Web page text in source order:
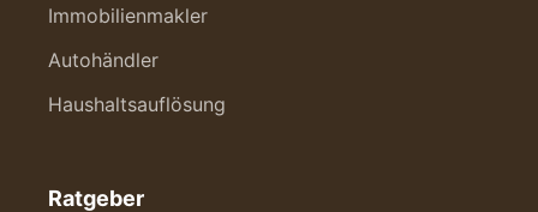
Immobilienmakler
Autohändler
Haushaltsauflösung
Ratgeber